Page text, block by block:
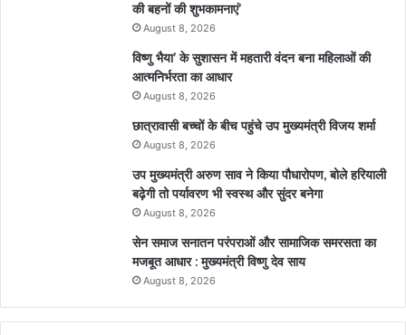
की बहनों की शुभकामनाएं’
August 8, 2026
विष्णु भैया’ के सुशासन में महतारी वंदन बना महिलाओं की
आत्मनिर्भरता का आधार
August 8, 2026
छात्रावासी बच्चों के बीच पहुंचे उप मुख्यमंत्री विजय शर्मा
August 8, 2026
उप मुख्यमंत्री अरुण साव ने किया पौधारोपण, बोले हरियाली
बढ़ेगी तो पर्यावरण भी स्वस्थ और सुंदर बनेगा
August 8, 2026
सेन समाज सनातन परंपराओं और सामाजिक समरसता का
मजबूत आधार : मुख्यमंत्री विष्णु देव साय
August 8, 2026